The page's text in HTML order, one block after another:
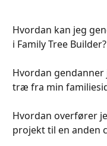
Hvordan kan jeg
i Family Tree Builder?
Hvordan gendanner
træ fra min
Hvordan overfører
projekt til en anden